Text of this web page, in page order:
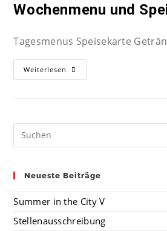
Wochenmenu und
Tagesmenus Speisekarte
Weiterlesen
Neueste Beiträge
Summer in the City V
Stellenausschreibung